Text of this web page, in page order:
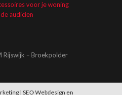
voor je woning
audicien
Rijswijk – Broekpolder
| SEO Webdesign en